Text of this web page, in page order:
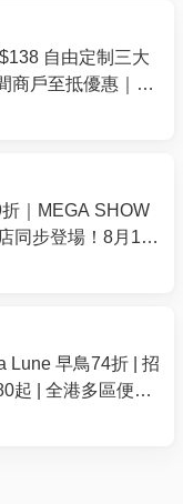
你於第三方預
當時的預約情況
& Massage
自由定制三大
商戶至抵優惠｜荔
｜MEGA SHOW
同步登場！8月15-
Lune 早鳥74折 | 招
起 | 全港多區便利